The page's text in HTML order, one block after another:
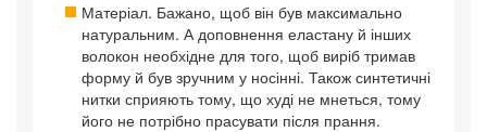
Матеріал. Бажано, щоб він був максимально
натуральним. А доповнення еластану й інших
волокон необхідне для того, щоб виріб тримав
форму й був зручним у носінні. Також синтетичні
нитки сприяють тому, що худі не мнеться, тому
його не потрібно прасувати після прання.